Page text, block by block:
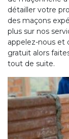
détailler votre
des maçons
plus sur nos
appelez-nous et
gratuit alors
tout de suite.